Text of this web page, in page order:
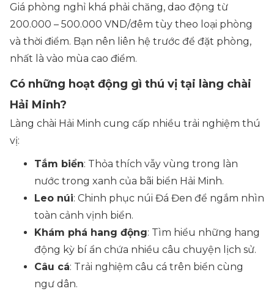
Giá phòng nghỉ khá phải chăng, dao động từ
200.000 – 500.000 VND/đêm tùy theo loại phòng
và thời điểm. Bạn nên liên hệ trước để đặt phòng,
nhất là vào mùa cao điểm.
Có những hoạt động gì thú vị tại làng chài
Hải Minh?
Làng chài Hải Minh cung cấp nhiều trải nghiệm thú
vị:
Tắm biển: Thỏa thích vẫy vùng trong làn
nước trong xanh của bãi biển Hải Minh.
Leo núi: Chinh phục núi Đá Đen để ngắm nhìn
toàn cảnh vịnh biển.
Khám phá hang động: Tìm hiểu những hang
động kỳ bí ẩn chứa nhiều câu chuyện lịch sử.
Câu cá: Trải nghiệm câu cá trên biển cùng
ngư dân.